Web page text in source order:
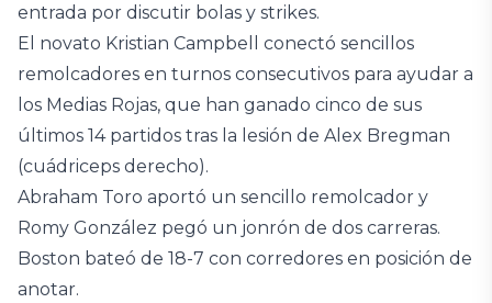
entrada por discutir bolas y strikes.
El novato Kristian Campbell conectó sencillos
remolcadores en turnos consecutivos para ayudar a
los Medias Rojas, que han ganado cinco de sus
últimos 14 partidos tras la lesión de Alex Bregman
(cuádriceps derecho).
Abraham Toro aportó un sencillo remolcador y
Romy González pegó un jonrón de dos carreras.
Boston bateó de 18-7 con corredores en posición de
anotar.